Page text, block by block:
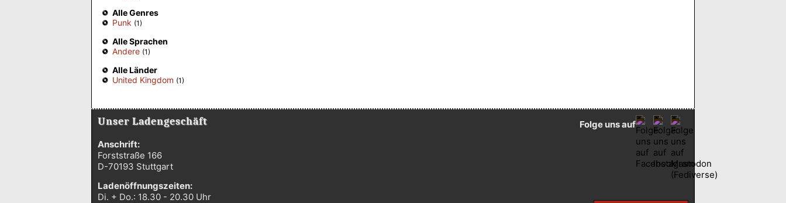
Alle Genres
Punk (1)
Alle Sprachen
Andere (1)
Alle Länder
United Kingdom (1)
Unser Ladengeschäft
Anschrift:
Forststraße 166
D-70193 Stuttgart
Ladenöffnungszeiten:
Di. + Do.: 18.30 - 20.30 Uhr
Folge uns auf